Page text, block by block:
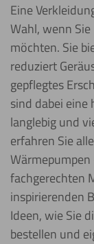
Eine
Wahl, wenn
möchten. Sie
reduziert
gepflegtes
sind dabei eine
langlebig und
erfahren Sie
fachgerechten
inspirierenden
Ideen, wie Sie
bestellen und